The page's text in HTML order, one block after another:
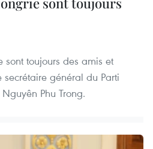
toujours des amis et
général du Parti
Phu Trong.